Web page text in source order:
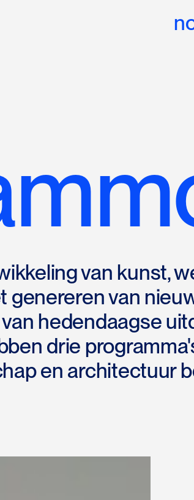
van kunst,
genereren van
hedendaagse
drie
en architectuur